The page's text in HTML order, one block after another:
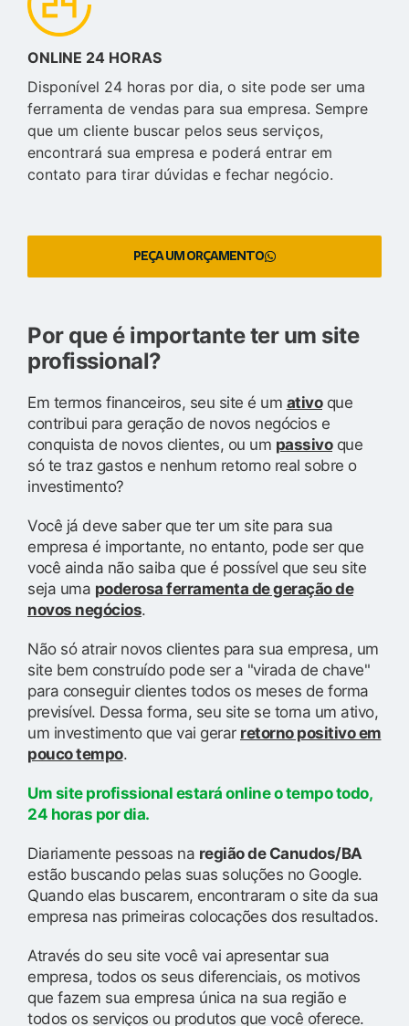
ONLINE 24 HORAS
Disponível 24 horas por dia, o site pode ser uma
ferramenta de vendas para sua empresa. Sempre
que um cliente buscar pelos seus serviços,
encontrará sua empresa e poderá entrar em
contato para tirar dúvidas e fechar negócio.
PEÇA UM ORÇAMENTO
Por que é importante ter um site
profissional?
Em termos financeiros, seu site é um ativoque
contribui para geração de novos negócios e
conquista de novos clientes, ou um passivoque
só te traz gastos e nenhum retorno real sobre o
investimento?
Você já deve saber que ter um site para sua
empresa é importante, no entanto, pode ser que
você ainda não saiba que é possível que seu site
seja uma poderosa ferramenta de geração de
novos negócios.
Não só atrair novos clientes para sua empresa, um
site bem construído pode ser a "virada de chave"
para conseguir clientes todos os meses de forma
previsível. Dessa forma, seu site se torna um ativo,
um investimento que vai gerar retorno positivo em
pouco tempo.
Um site profissional estará online o tempo todo,
24 horas por dia.
Diariamente pessoas na região de Canudos/BA
estão buscando pelas suas soluções no Google.
Quando elas buscarem, encontraram o site da sua
empresa nas primeiras colocações dos resultados.
Através do seu site você vai apresentar sua
empresa, todos os seus diferenciais, os motivos
que fazem sua empresa única na sua região e
todos os serviços ou produtos que você oferece.